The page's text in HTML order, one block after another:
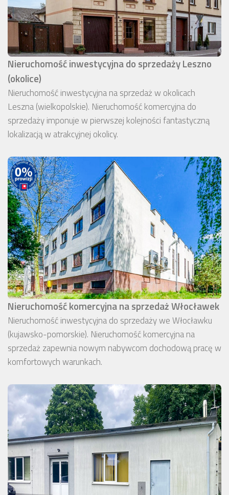
Nieruchomość inwestycyjna do sprzedaży Leszno
(okolice)
Nieruchomość inwestycyjna na sprzedaż w okolicach
Leszna (wielkopolskie). Nieruchomość komercyjna do
sprzedaży imponuje w pierwszej kolejności fantastyczną
lokalizacją w atrakcyjnej okolicy.
Nieruchomość komercyjna na sprzedaż Włocławek
Nieruchomość inwestycyjna do sprzedaży we Włocławku
(kujawsko-pomorskie). Nieruchomość komercyjna na
sprzedaż zapewnia nowym nabywcom dochodową pracę w
komfortowych warunkach.